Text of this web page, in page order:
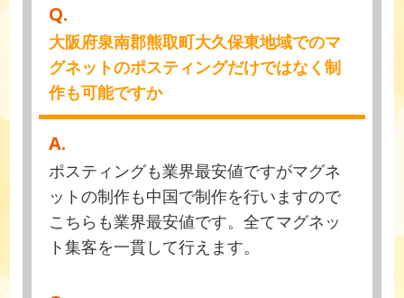
Q.
大阪府泉南郡熊取町大久保東地域でのマ
グネットのポスティングだけではなく制
作も可能ですか
A.
ポスティングも業界最安値ですがマグネ
ットの制作も中国で制作を行いますので
こちらも業界最安値です。全てマグネッ
ト集客を一貫して行えます。